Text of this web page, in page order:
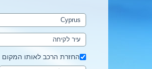
החזרת הרכב לאותו המקום